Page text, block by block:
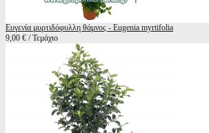
Ευγενία μυρτιδόφυλλη θάμνος - Eugenia myrtifolia
9,00 € / Τεμάχιο